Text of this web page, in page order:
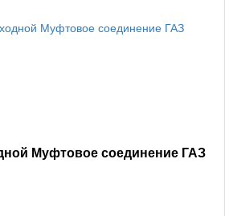
Муфтовое соединение ГАЗ